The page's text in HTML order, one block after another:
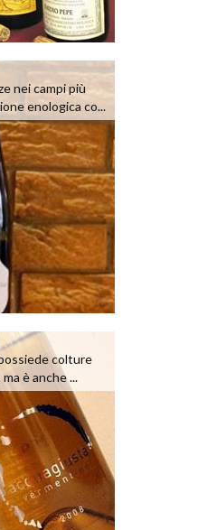
nei campi più
enologica co...
colture
è anche ...